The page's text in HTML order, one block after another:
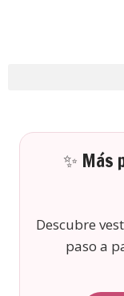
✨ Más
Descubre
paso a